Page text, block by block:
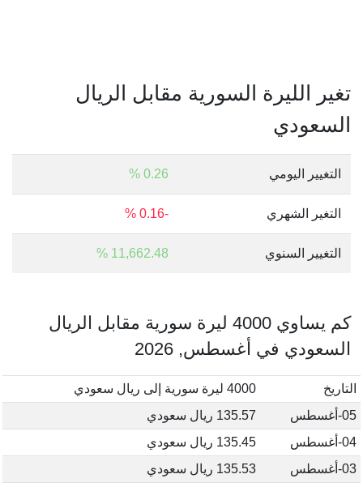
تغير الليرة السورية مقابل الريال
السعودي
التغيير اليومي 0.26 %
التغير الشهري -0.16 %
التغيير السنوي 11,662.48 %
كم يساوي 4000 ليرة سورية مقابل الريال
السعودي في أغسطس, 2026
التاريخ
4000 ليرة سورية إلى ريال سعودي
05-أغسطس
135.57 ريال سعودي
04-أغسطس
135.45 ريال سعودي
03-أغسطس
135.53 ريال سعودي